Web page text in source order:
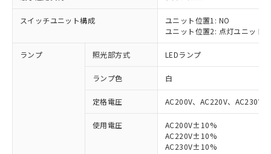
スイッチユニット構成
ユニット位置1: NO
ユニット位置2: 点灯ユニット
ランプ 照光部方式 LEDランプ
ランプ色 白
定格電圧 AC200V、AC220V、AC230V
使用電圧
AC200V±10%
AC220V±10%
AC230V±10%